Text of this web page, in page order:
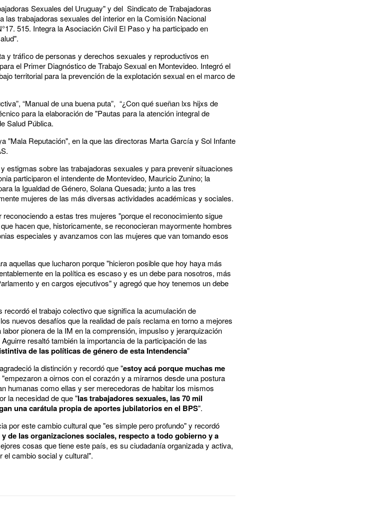
Sexuales del Uruguay" y del Sindicato de Trabajadoras
trabajadoras sexuales del interior en la Comisión Nacional
515. Integra la Asociación Civil El Paso y ha participado en
y tráfico de personas y derechos sexuales y reproductivos en
el Primer Diagnóstico de Trabajo Sexual en Montevideo. Integró el
territorial para la prevención de la explotación sexual en el marco de
“Manual de una buena puta”, “¿Con qué sueñan lxs hijxs de
para la elaboración de "Pautas para la atención integral de
Salud Pública.
"Mala Reputación", en la que las directoras Marta García y Sol Infante
estigmas sobre las trabajadoras sexuales y para prevenir situaciones
participaron el intendente de Montevideo, Mauricio Zunino; la
la Igualdad de Género, Solana Quesada; junto a las tres
mujeres de las más diversas actividades académicas y sociales.
a estas tres mujeres "porque el reconocimiento sigue
hacen que, historicamente, se reconocieran mayormente hombres
especiales y avanzamos con las mujeres que van tomando esos
aquellas que lucharon porque "hicieron posible que hoy haya más
en la política es escaso y es un debe para nosotros, más
y en cargos ejecutivos" y agregó que hoy tenemos un debe
el trabajo colectivo que significa la acumulación de
nuevos desafíos que la realidad de país reclama en torno a mejores
pionera de la IM en la comprensión, impuslso y jerarquización
resaltó también la importancia de la participación de las
de las políticas de género de esta Intendencia"
la distinción y recordó que "estoy acá porque muchas me
a oirnos con el corazón y a mirarnos desde una postura
humanas como ellas y ser merecedoras de habitar los mismos
la necesidad de que "las trabajadores sexuales, las 70 mil
una carátula propia de aportes jubilatorios en el BPS".
por este cambio cultural que "es simple pero profundo" y recordó
de las organizaciones sociales, respecto a todo gobierno y a
cosas que tiene este país, es su ciudadanía organizada y activa,
el cambio social y cultural".